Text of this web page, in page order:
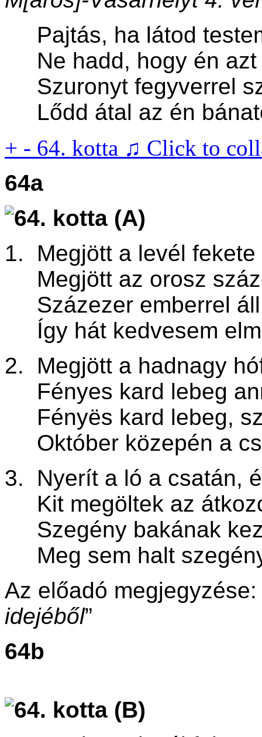
Pajtás, ha látod
Ne hadd, hogy én azt
Szuronyt fegyverrel
Lődd átal az én
+ - 64. kotta ♫ Click to
64a
1. Megjött a levél fekete
Megjött az orosz
Százezer emberrel áll
Így hát kedvesem
2. Megjött a hadnagy
Fényes kard lebeg
Fényës kard lebeg,
Október közepén a
3. Nyerít a ló a csatán,
Kit megöltek az
Szegény bakának
Meg sem halt
Az előadó megjegyzése:
idejéből”
64b